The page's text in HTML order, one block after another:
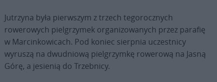
Jutrzyna była pierwszym z trzech tegorocznych
rowerowych pielgrzymek organizowanych przez parafię
w Marcinkowicach. Pod koniec sierpnia uczestnicy
wyruszą na dwudniową pielgrzymkę rowerową na Jasną
Górę, a jesienią do Trzebnicy.